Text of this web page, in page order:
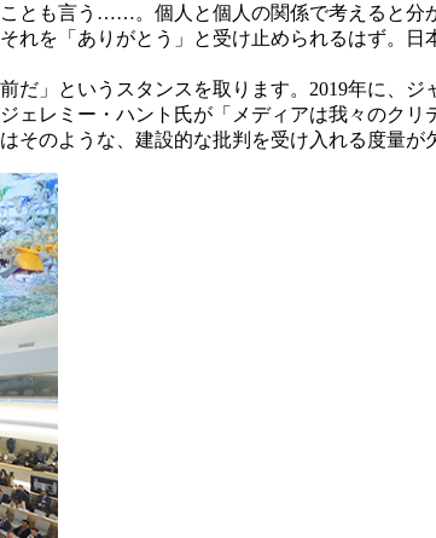
とも言う……。個人と個人の関係で考えると分
を「ありがとう」と受け止められるはず。
」というスタンスを取ります。2019年に、
ェレミー・ハント氏が「メディアは我々のク
のような、建設的な批判を受け入れる度量が